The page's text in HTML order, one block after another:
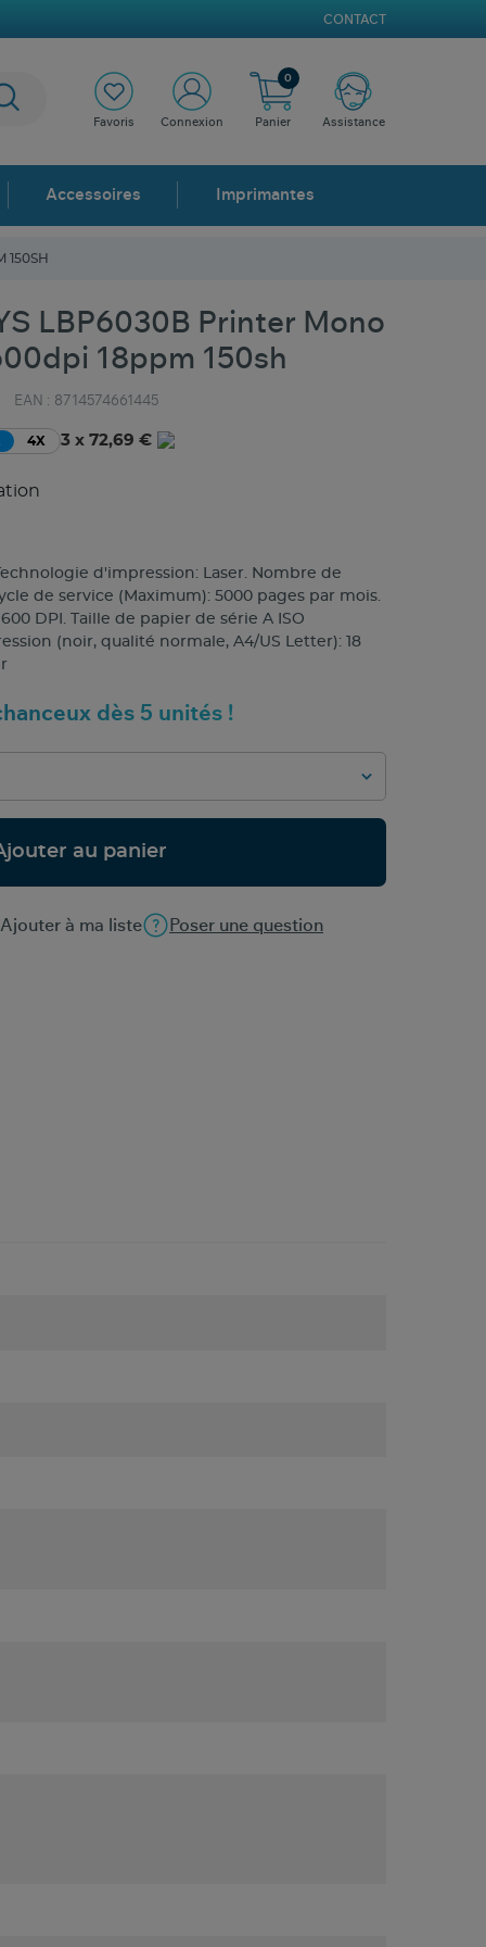
CONTACT
Favoris Connexion Panier
0
Assistance
Accessoires Imprimantes
150SH
LBP6030B Printer Mono
18ppm 150sh
EAN : 8714574661445
4X 3 x 72,69 €
d'impression: Laser. Nombre de
de service (Maximum): 5000 pages par mois.
DPI. Taille de papier de série A ISO
(noir, qualité normale, A4/US Letter): 18
dès 5 unités !
au panier
Ajouter à ma liste Poser une question